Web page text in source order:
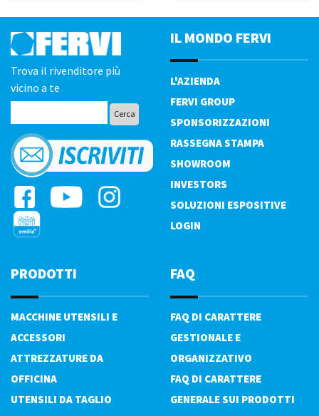
Trova il rivenditore più
vicino a te
IL MONDO FERVI
L'AZIENDA
FERVI GROUP
SPONSORIZZAZIONI
RASSEGNA STAMPA
SHOWROOM
INVESTORS
SOLUZIONI ESPOSITIVE
LOGIN
PRODOTTI
MACCHINE UTENSILI E
ACCESSORI
ATTREZZATURE DA
OFFICINA
UTENSILI DA TAGLIO
FAQ
FAQ DI CARATTERE
GESTIONALE E
ORGANIZZATIVO
FAQ DI CARATTERE
GENERALE SUI PRODOTTI